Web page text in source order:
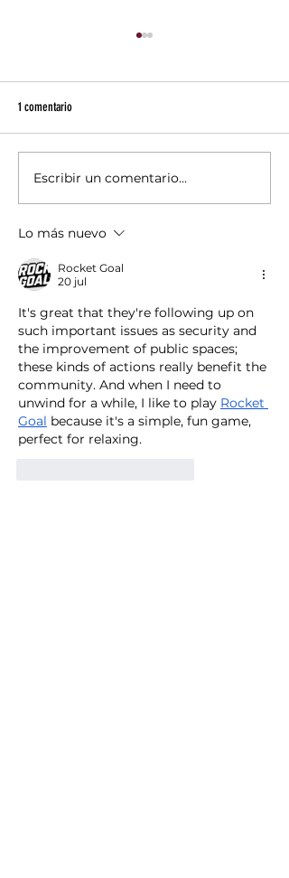
Con el compromiso de mejorar la
calidad de vida de las familias
municipal Felipe Arvizu
1 comentario
Escribir un comentario...
Lo más nuevo
Rocket Goal
20 jul
It's great that they're following up on
such important issues as security and
the improvement of public spaces;
these kinds of actions really benefit the
community. And when I need to
unwind for a while, I like to play Rocket
Goal because it's a simple, fun game,
perfect for relaxing.